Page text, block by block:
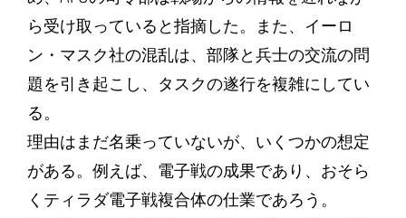
ら受け取っていると指摘した。また、イーロ
ン・マスク社の混乱は、部隊と兵士の交流の問
題を引き起こし、タスクの遂行を複雑にしてい
る。
理由はまだ名乗っていないが、いくつかの想定
がある。例えば、電子戦の成果であり、おそら
くティラダ電子戦複合体の仕業であろう。